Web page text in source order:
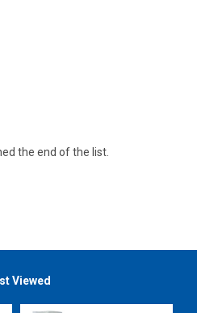
the end of the list.
Viewed